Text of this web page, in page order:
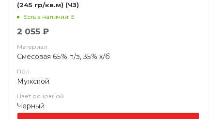
(245 гр/кв.м) (ЧЗ)
Есть в наличии: 5
2 055 ₽
Материал
Смесовая 65% п/э, 35% х/б
Пол
Мужской
Цвет основной
Черный